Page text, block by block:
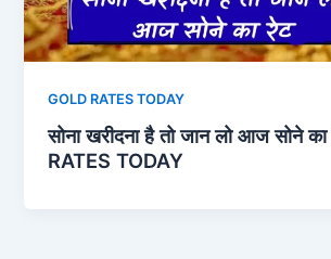
GOLD RATES TODAY
सोना खरीदना है तो जान लो आज सोने
RATES TODAY